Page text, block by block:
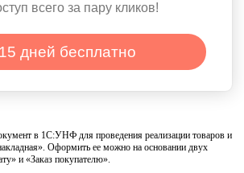
всего за пару кликов!
15 дней бесплатно
в 1С:УНФ для проведения реализации товаров и
Оформить ее можно на основании двух
и «Заказ покупателю».